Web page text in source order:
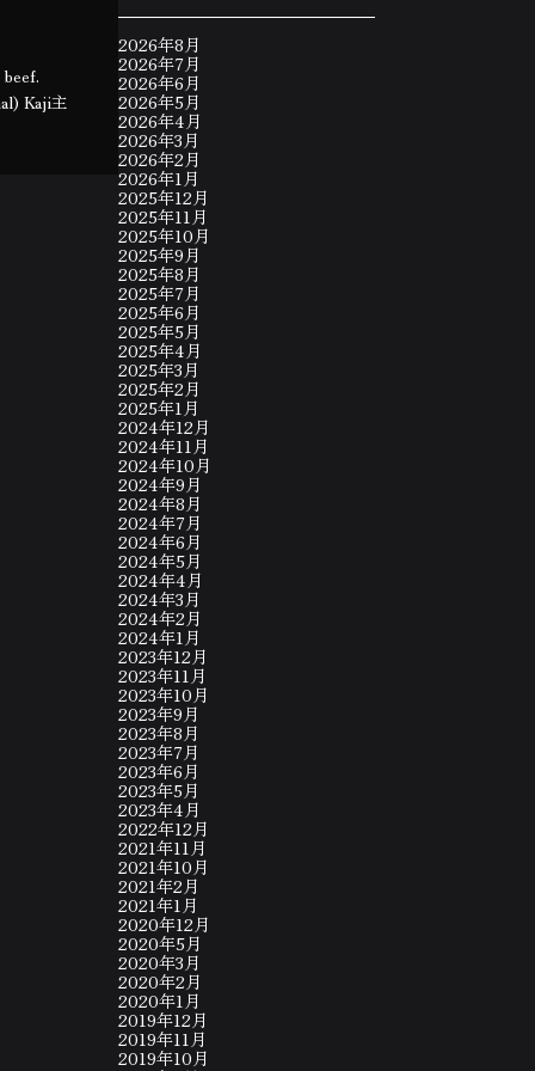
Kaji主
2026年8月
2026年7月
2026年6月
2026年5月
2026年4月
2026年3月
2026年2月
2026年1月
2025年12月
2025年11月
2025年10月
2025年9月
2025年8月
2025年7月
2025年6月
2025年5月
2025年4月
2025年3月
2025年2月
2025年1月
2024年12月
2024年11月
2024年10月
2024年9月
2024年8月
2024年7月
2024年6月
2024年5月
2024年4月
2024年3月
2024年2月
2024年1月
2023年12月
2023年11月
2023年10月
2023年9月
2023年8月
2023年7月
2023年6月
2023年5月
2023年4月
2022年12月
2021年11月
2021年10月
2021年2月
2021年1月
2020年12月
2020年5月
2020年3月
2020年2月
2020年1月
2019年12月
2019年11月
2019年10月